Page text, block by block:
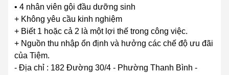
• 4 nhân viên gội đầu dưỡng sinh
+ Không yêu cầu kinh nghiệm
+ Biết 1 hoặc cả 2 là một lợi thế trong công việc.
+ Nguồn thu nhập ổn định và hưởng các chế độ ưu đãi
của Tiệm.
- Địa chỉ : 182 Đường 30/4 - Phường Thanh Bình -